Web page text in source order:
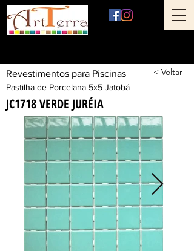
Revestimentos para Piscinas < Voltar
Pastilha de Porcelana 5x5 Jatobá
JC1718 VERDE JURÉIA